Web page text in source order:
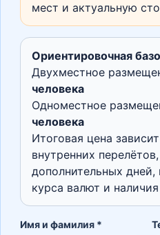
мест и актуальную
Ориентировочная
Двухместное
человека
Одноместное
человека
Итоговая цена
внутренних
дополнительных дней,
курса валют и
Имя и фамилия *